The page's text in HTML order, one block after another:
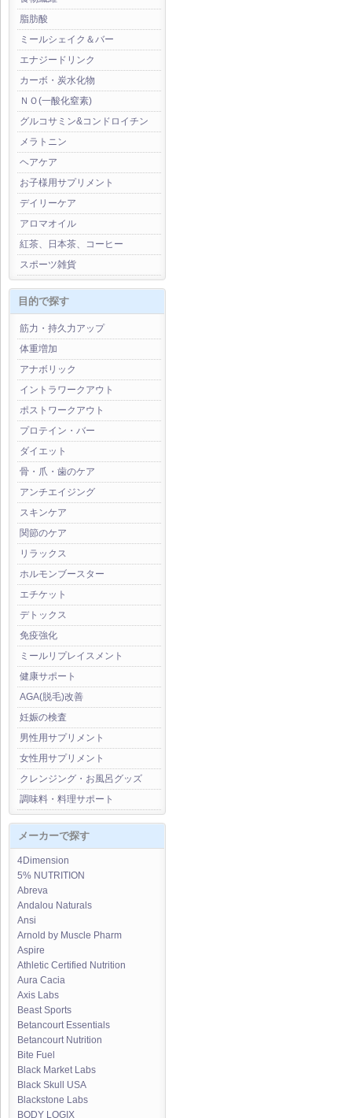
脂肪酸
ミールシェイク＆バー
エナジードリンク
カーボ・炭水化物
ＮＯ(一酸化窒素)
グルコサミン&コンドロイチン
メラトニン
ヘアケア
お子様用サプリメント
デイリーケア
アロマオイル
紅茶、日本茶、コーヒー
スポーツ雑貨
目的で探す
筋力・持久力アップ
体重増加
アナボリック
イントラワークアウト
ポストワークアウト
プロテイン・バー
ダイエット
骨・爪・歯のケア
アンチエイジング
スキンケア
関節のケア
リラックス
ホルモンブースター
エチケット
デトックス
免疫強化
ミールリプレイスメント
健康サポート
AGA(脱毛)改善
妊娠の検査
男性用サプリメント
女性用サプリメント
クレンジング・お風呂グッズ
調味料・料理サポート
メーカーで探す
4Dimension
5% NUTRITION
Abreva
Andalou Naturals
Ansi
Arnold by Muscle Pharm
Aspire
Athletic Certified Nutrition
Aura Cacia
Axis Labs
Beast Sports
Betancourt Essentials
Betancourt Nutrition
Bite Fuel
Black Market Labs
Black Skull USA
Blackstone Labs
BODY LOGIX